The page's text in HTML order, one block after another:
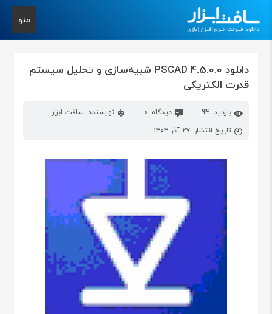
منو
دانلود PSCAD 4.5.0.0 شبیه‌سازی و تحلیل سیستم
قدرت الکتریکی
بازدید: 94 دیدگاه: 0
نویسنده: سافت ابزار
تاریخ انتشار: ۲۷ آذر ۱۴۰۴